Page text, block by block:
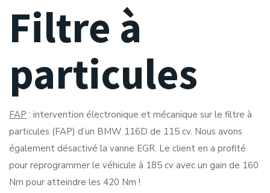
Filtre à
particules
FAP : intervention électronique et mécanique sur le filtre à
particules (FAP) d’un BMW 116D de 115 cv. Nous avons
également désactivé la vanne EGR. Le client en a profité
pour reprogrammer le véhicule à 185 cv avec un gain de 160
Nm pour atteindre les 420 Nm !